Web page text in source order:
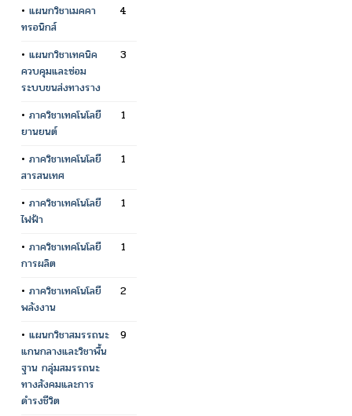
• แผนกวิชาเมคคา
ทรอนิกส์
4
• แผนกวิชาเทคนิค
ควบคุมและซ่อม
ระบบขนส่งทางราง
3
• ภาควิชาเทคโนโลยี
ยานยนต์
1
• ภาควิชาเทคโนโลยี
สารสนเทศ
1
• ภาควิชาเทคโนโลยี
ไฟฟ้า
1
• ภาควิชาเทคโนโลยี
การผลิต
1
• ภาควิชาเทคโนโลยี
พลังงาน
2
• แผนกวิชาสมรรถนะ
แกนกลางและวิชาพื้น
ฐาน กลุ่มสมรรถนะ
ทางสังคมและการ
ดำรงชีวิต
9